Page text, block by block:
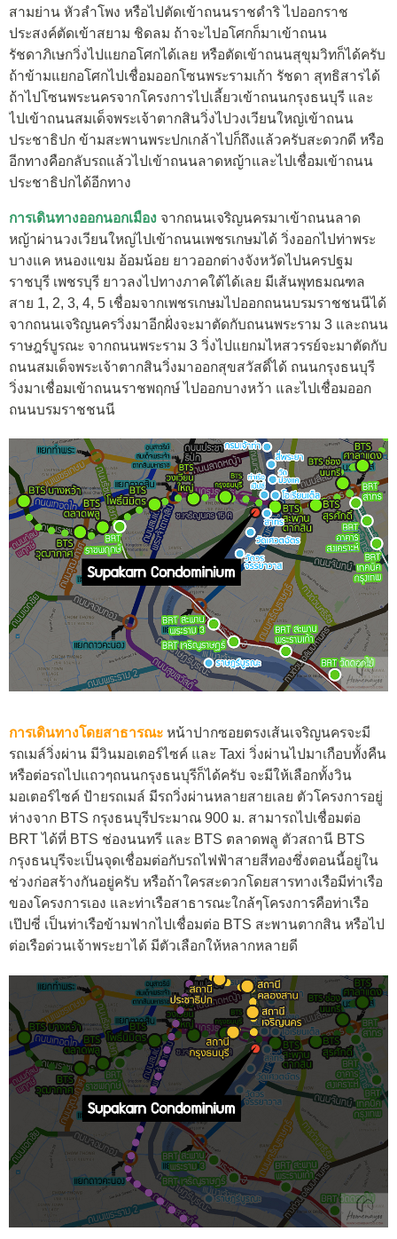
สามย่าน หัวลำโพง หรือไปตัดเข้าถนนราชดำริ ไปออกราช
ประสงค์ตัดเข้าสยาม ชิดลม ถ้าจะไปอโศกก็มาเข้าถนน
รัชดาภิเษกวิ่งไปแยกอโศกได้เลย หรือตัดเข้าถนนสุขุมวิทก็ได้ครับ
ถ้าข้ามแยกอโศกไปเชื่อมออกโซนพระรามเก้า รัชดา สุทธิสารได้
ถ้าไปโซนพระนครจากโครงการไปเลี้ยวเข้าถนนกรุงธนบุรี และ
ไปเข้าถนนสมเด็จพระเจ้าตากสินวิ่งไปวงเวียนใหญ่เข้าถนน
ประชาธิปก ข้ามสะพานพระปกเกล้าไปก็ถึงแล้วครับสะดวกดี หรือ
อีกทางคือกลับรถแล้วไปเข้าถนนลาดหญ้าและไปเชื่อมเข้าถนน
ประชาธิปกได้อีกทาง
การเดินทางออกนอกเมือง จากถนนเจริญนครมาเข้าถนนลาด
หญ้าผ่านวงเวียนใหญ่ไปเข้าถนนเพชรเกษมได้ วิ่งออกไปท่าพระ
บางแค หนองแขม อ้อมน้อย ยาวออกต่างจังหวัดไปนครปฐม
ราชบุรี เพชรบุรี ยาวลงไปทางภาคใต้ได้เลย มีเส้นพุทธมณฑล
สาย 1, 2, 3, 4, 5 เชื่อมจากเพชรเกษมไปออกถนนบรมราชชนนีได้
จากถนนเจริญนครวิ่งมาอีกฝั่งจะมาตัดกับถนนพระราม 3 และถนน
ราษฎร์บูรณะ จากถนนพระราม 3 วิ่งไปแยกมไหสวรรย์จะมาตัดกับ
ถนนสมเด็จพระเจ้าตากสินวิ่งมาออกสุขสวัสดิ์ได้ ถนนกรุงธนบุรี
วิ่งมาเชื่อมเข้าถนนราชพฤกษ์ ไปออกบางหว้า และไปเชื่อมออก
ถนนบรมราชชนนี
การเดินทางโดยสาธารณะ หน้าปากซอยตรงเส้นเจริญนครจะมี
รถเมล์วิ่งผ่าน มีวินมอเตอร์ไซค์ และ Taxi วิ่งผ่านไปมาเกือบทั้งคืน
หรือต่อรถไปแถวๆถนนกรุงธนบุรีก็ได้ครับ จะมีให้เลือกทั้งวิน
มอเตอร์ไซค์ ป้ายรถเมล์ มีรถวิ่งผ่านหลายสายเลย ตัวโครงการอยู่
ห่างจาก BTS กรุงธนบุรีประมาณ 900 ม. สามารถไปเชื่อมต่อ
BRT ได้ที่ BTS ช่องนนทรี และ BTS ตลาดพลู ตัวสถานี BTS
กรุงธนบุรีจะเป็นจุดเชื่อมต่อกับรถไฟฟ้าสายสีทองซึ่งตอนนี้อยู่ใน
ช่วงก่อสร้างกันอยู่ครับ หรือถ้าใครสะดวกโดยสารทางเรือมีท่าเรือ
ของโครงการเอง และท่าเรือสาธารณะใกล้ๆโครงการคือท่าเรือ
เป๊ปซี่ เป็นท่าเรือข้ามฟากไปเชื่อมต่อ BTS สะพานตากสิน หรือไป
ต่อเรือด่วนเจ้าพระยาได้ มีตัวเลือกให้หลากหลายดี